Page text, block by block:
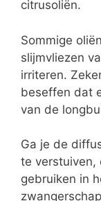
citrusoliën.
Sommige
slijmvliezen
irriteren.
beseffen dat
van de
Ga je de
te verstuiven,
gebruiken in